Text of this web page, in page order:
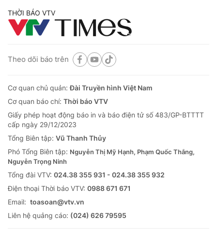
THỜI BÁO VTV
Theo dõi báo trên
Cơ quan chủ quản:Đài Truyền hình Việt Nam
Cơ quan báo chí: Thời báo VTV
Giấy phép hoạt động báo in và báo điện tử số 483/GP-BTTTT
cấp ngày 29/12/2023
Tổng Biên tập: Vũ Thanh Thủy
Phó Tổng Biên tập: Nguyễn Thị Mỹ Hạnh, Phạm Quốc Thắng,
Nguyễn Trọng Ninh
Tổng đài VTV: 024.38 355 931 - 024.38 355 932
Ðiện thoại Thời báo VTV: 0988 671 671
Email: toasoan@vtv.vn
Liên hệ quảng cáo: (024) 626 79595